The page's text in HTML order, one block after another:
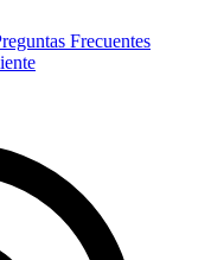
Frecuentes